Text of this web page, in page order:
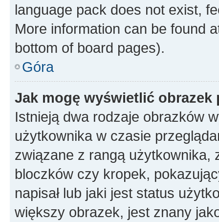
language pack does not exist,
More information can be found
bottom of board pages).
Góra
Jak mogę wyświetlić
Istnieją dwa rodzaje obrazków
użytkownika w czasie
związane z rangą użytkownika,
bloczków czy kropek,
napisał lub jaki jest status
większy obrazek, jest znany